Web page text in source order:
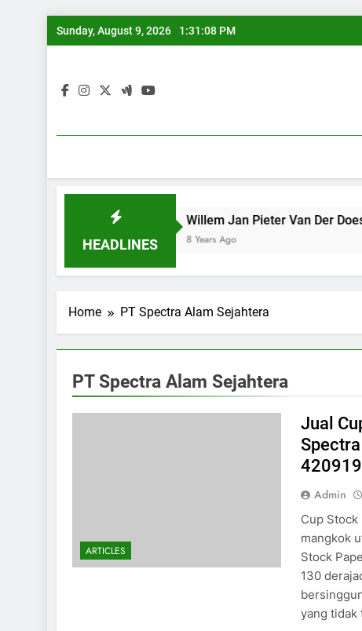
Skip
to
Sunday, August 9, 2026 1:31:08 PM
HEADLINES
Willem Jan Pieter Van Der Does,
8 Years Ago
Home PT Spectra Alam Sejahtera
PT Spectra Alam Sejahtera
ARTICLES
Jual
Admin
Cup
mangkok
Stock
130
yang tidak